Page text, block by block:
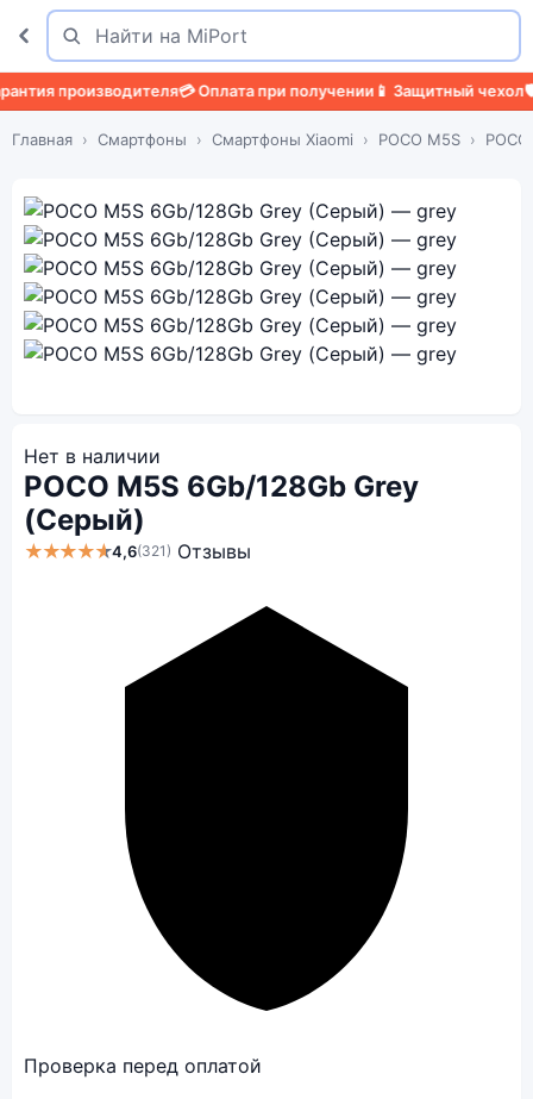
Поиск
Найти
производителя💳 Оплата при получении📱 Защитный чехол🛡️
Главная Смартфоны Смартфоны Xiaomi POCO M5S
Нет в наличии
POCO M5S 6Gb/128Gb Grey
(Серый)
★★★★★4,6(321) Отзывы
Проверка перед оплатой